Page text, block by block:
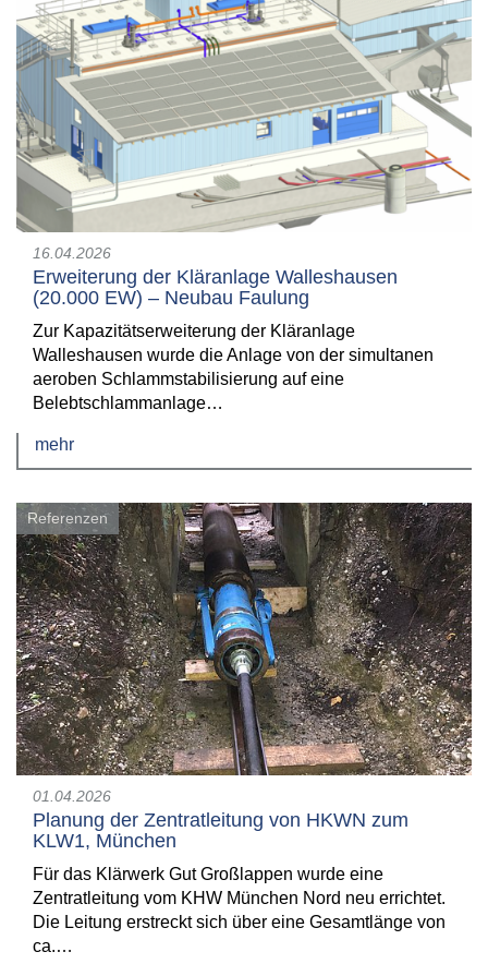
16.04.2026
Erweiterung der Kläranlage Walleshausen
(20.000 EW) – Neubau Faulung
Zur Kapazitätserweiterung der Kläranlage
Walleshausen wurde die Anlage von der simultanen
aeroben Schlammstabilisierung auf eine
Belebtschlammanlage…
mehr
Referenzen
01.04.2026
Planung der Zentratleitung von HKWN zum
KLW1, München
Für das Klärwerk Gut Großlappen wurde eine
Zentratleitung vom KHW München Nord neu errichtet.
Die Leitung erstreckt sich über eine Gesamtlänge von
ca.…